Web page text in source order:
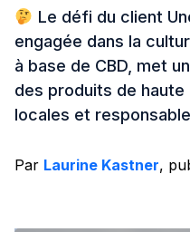
Le défi du client
engagée dans la
à base de CBD, met
des produits de
locales et
Par Laurine Kastner,